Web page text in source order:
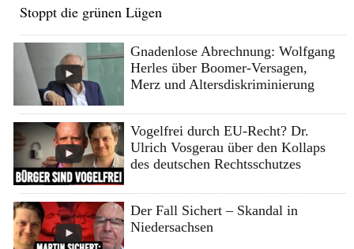
Stoppt die grünen Lügen
Gnadenlose Abrechnung: Wolfgang
Herles über Boomer-Versagen,
Merz und Altersdiskriminierung
Vogelfrei durch EU-Recht? Dr.
Ulrich Vosgerau über den Kollaps
des deutschen Rechtsschutzes
Der Fall Sichert – Skandal in
Niedersachsen